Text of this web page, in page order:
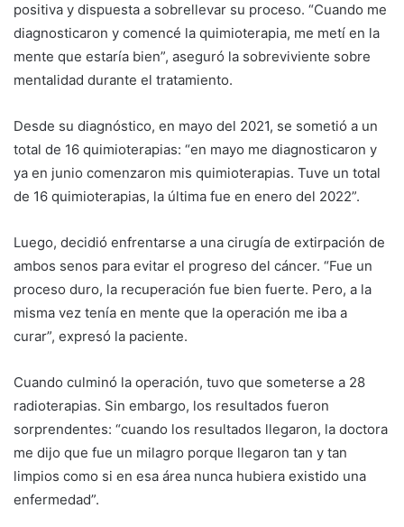
positiva y dispuesta a sobrellevar su proceso. “Cuando me
diagnosticaron y comencé la quimioterapia, me metí en la
mente que estaría bien”, aseguró la sobreviviente sobre
mentalidad durante el tratamiento.
Desde su diagnóstico, en mayo del 2021, se sometió a un
total de 16 quimioterapias: “en mayo me diagnosticaron y
ya en junio comenzaron mis quimioterapias. Tuve un total
de 16 quimioterapias, la última fue en enero del 2022”.
Luego, decidió enfrentarse a una cirugía de extirpación de
ambos senos para evitar el progreso del cáncer. “Fue un
proceso duro, la recuperación fue bien fuerte. Pero, a la
misma vez tenía en mente que la operación me iba a
curar”, expresó la paciente.
Cuando culminó la operación, tuvo que someterse a 28
radioterapias. Sin embargo, los resultados fueron
sorprendentes: “cuando los resultados llegaron, la doctora
me dijo que fue un milagro porque llegaron tan y tan
limpios como si en esa área nunca hubiera existido una
enfermedad”.